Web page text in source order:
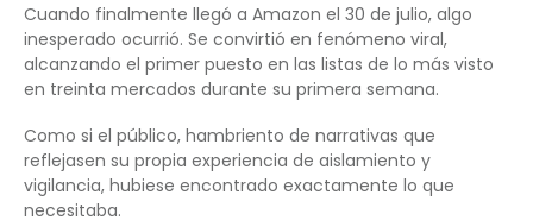
Cuando finalmente llegó a Amazon el 30 de julio, algo
inesperado ocurrió. Se convirtió en fenómeno viral,
alcanzando el primer puesto en las listas de lo más visto
en treinta mercados durante su primera semana.
Como si el público, hambriento de narrativas que
reflejasen su propia experiencia de aislamiento y
vigilancia, hubiese encontrado exactamente lo que
necesitaba.